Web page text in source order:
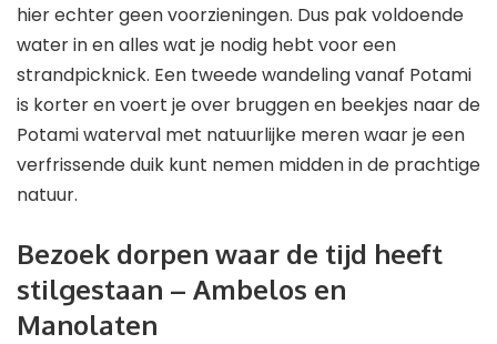
hier echter geen voorzieningen. Dus pak voldoende
water in en alles wat je nodig hebt voor een
strandpicknick. Een tweede wandeling vanaf Potami
is korter en voert je over bruggen en beekjes naar de
Potami waterval met natuurlijke meren waar je een
verfrissende duik kunt nemen midden in de prachtige
natuur.
Bezoek dorpen waar de tijd heeft
stilgestaan – Ambelos en
Manolaten